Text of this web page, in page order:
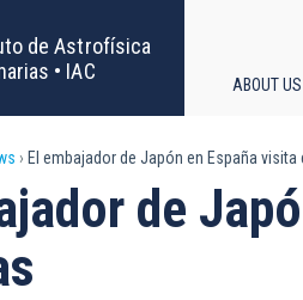
de Astrofísica
• IAC
ABOUT US
El embajador de Japón en España
de